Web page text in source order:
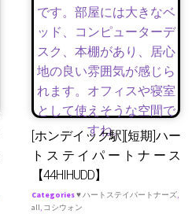
[ホンデイック駅][短期]ハー
トステイパートナース
【44HIHUDD】
Categories♥ ハートステイパートナーズ,
all, コシウォン